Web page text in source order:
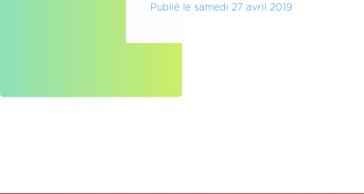
Publié le samedi 27 avril 2019